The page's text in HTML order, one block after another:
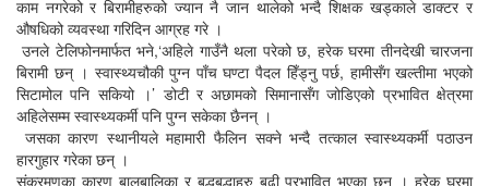
काम नगरेको र बिरामीहरुको ज्यान नै जान थालेको भन्दै शिक्षक खड्काले डाक्टर र
औषधिको व्यवस्था गरिदिन आग्रह गरे ।
उनले टेलिफोनमार्फत भने,‘अहिले गाउँनै थला परेको छ, हरेक घरमा तीनदेखी चारजना
बिरामी छन् । स्वास्थ्यचौकी पुग्न पाँच घण्टा पैदल हिँड्नु पर्छ, हामीसँग खल्तीमा भएको
सिटामोल पनि सकियो ।’ डोटी र अछामको सिमानासँग जोडिएको प्रभावित क्षेत्रमा
अहिलेसम्म स्वास्थ्यकर्मी पनि पुग्न सकेका छैनन् ।
जसका कारण स्थानीयले महामारी फैलिन सक्ने भन्दै तत्काल स्वास्थ्यकर्मी पठाउन
हारगुहार गरेका छन् ।
संक्रमणका कारण बालबालिका र बृद्धबृद्धाहरु बढी प्रभावित भएका छन् । हरेक घरमा